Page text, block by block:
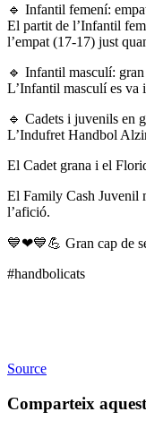
🔹 Infantil femení:
El partit de l’Infantil
l’empat (17-17) just
🔹 Infantil masculí:
L’Infantil masculí es va
🔹 Cadets i juvenils en
L’Indufret Handbol
El Cadet grana i el
El Family Cash Juvenil
l’afició.
💙❤💙💪 Gran cap de
#handbolicats
Source
Comparteix